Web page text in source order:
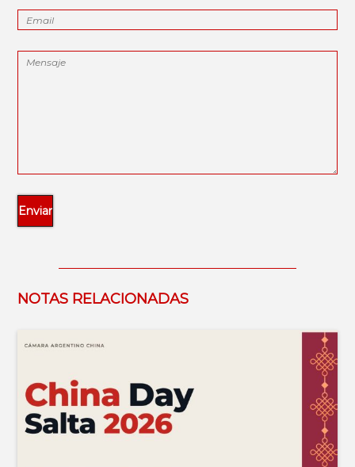
NOTAS RELACIONADAS